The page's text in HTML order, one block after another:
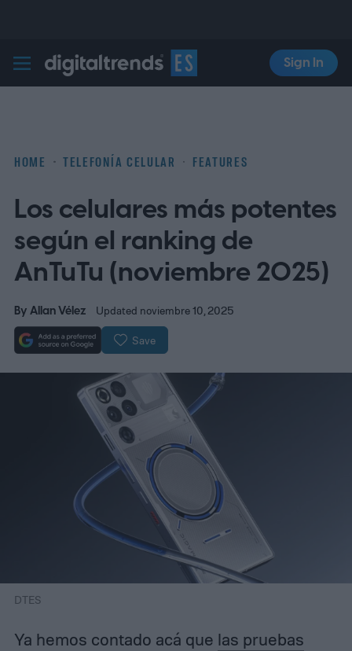
Digital Trends Español
Sign In
HOME TELEFONÍA CELULAR FEATURES
Los celulares más potentes
según el ranking de
AnTuTu (noviembre 2025)
ByAllan Vélez Updated noviembre 10, 2025
Save
DTES
Ya hemos contado acá que las pruebas